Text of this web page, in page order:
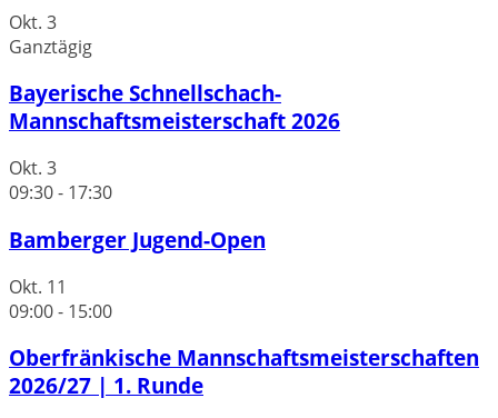
Okt. 3
Ganztägig
Bayerische Schnellschach-
Mannschaftsmeisterschaft 2026
Okt. 3
09:30- 17:30
Bamberger Jugend-Open
Okt. 11
09:00- 15:00
Oberfränkische Mannschaftsmeisterschaften
2026/27 | 1. Runde